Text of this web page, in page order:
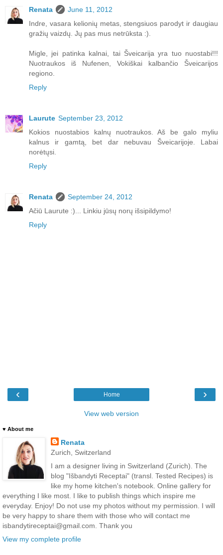
Renata
June 11, 2012
Indre, vasara kelionių metas, stengsiuos parodyt ir daugiau
gražių vaizdų. Jų pas mus netrūksta :).
Migle, jei patinka kalnai, tai Šveicarija yra tuo nuostabi!!!
Nuotraukos iš Nufenen, Vokiškai kalbančio Šveicarijos
regiono.
Reply
Laurute September 23, 2012
Kokios nuostabios kalnų nuotraukos. Aš be galo myliu
kalnus ir gamtą, bet dar nebuvau Šveicarijoje. Labai
norėtųsi.
Reply
Renata
September 24, 2012
Ačiū Laurute :)... Linkiu jūsų norų išsipildymo!
Reply
‹ ›
Home
View web version
♥ About me
Renata
Zurich, Switzerland
I am a designer living in Switzerland (Zurich). The
blog "Išbandyti Receptai" (transl. Tested Recipes) is
like my home kitchen's notebook. Online gallery for
everything I like most. I like to publish things which inspire me
everyday. Enjoy! Do not use my photos without my permission. I will
be very happy to share them with those who will contact me
isbandytireceptai@gmail.com. Thank you
View my complete profile